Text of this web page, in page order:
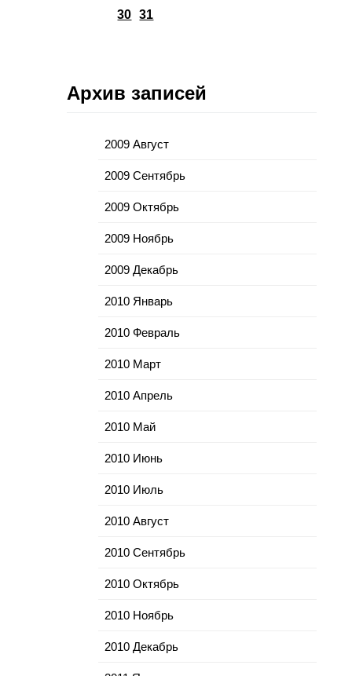
30
31
Архив записей
2009 Август
2009 Сентябрь
2009 Октябрь
2009 Ноябрь
2009 Декабрь
2010 Январь
2010 Февраль
2010 Март
2010 Апрель
2010 Май
2010 Июнь
2010 Июль
2010 Август
2010 Сентябрь
2010 Октябрь
2010 Ноябрь
2010 Декабрь